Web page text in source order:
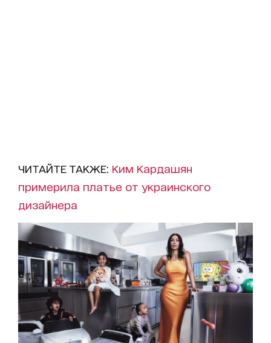
ЧИТАЙТЕ ТАКЖЕ: Ким Кардашян
примерила платье от украинского
дизайнера